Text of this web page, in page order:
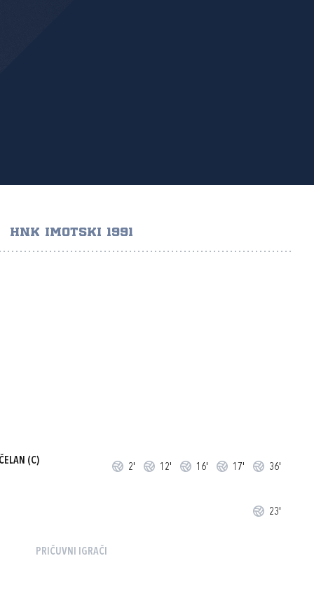
HNK IMOTSKI 1991
(C)
2' 12' 16' 17' 36'
23'
PRIČUVNI IGRAČI